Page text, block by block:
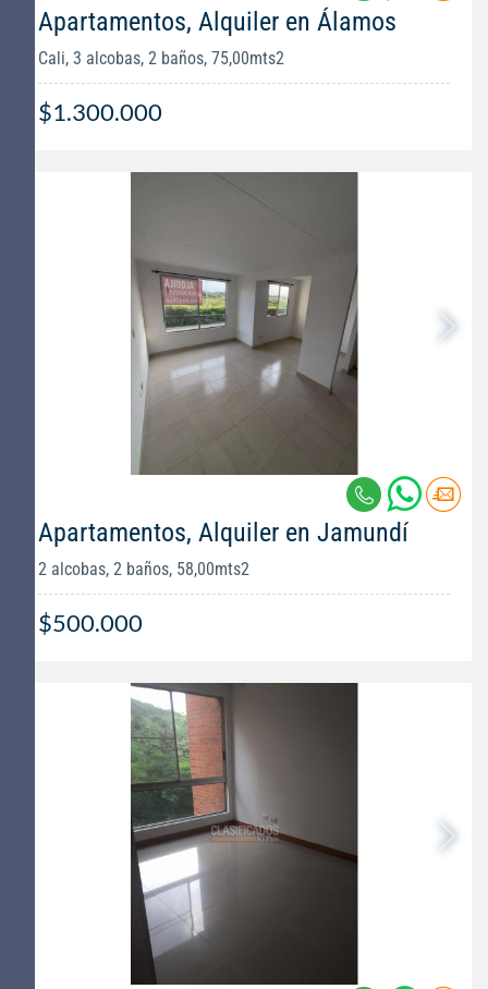
Apartamentos, Alquiler en Álamos
Cali, 3 alcobas, 2 baños, 75,00mts2
$1.300.000
Apartamentos, Alquiler en Jamundí
2 alcobas, 2 baños, 58,00mts2
$500.000